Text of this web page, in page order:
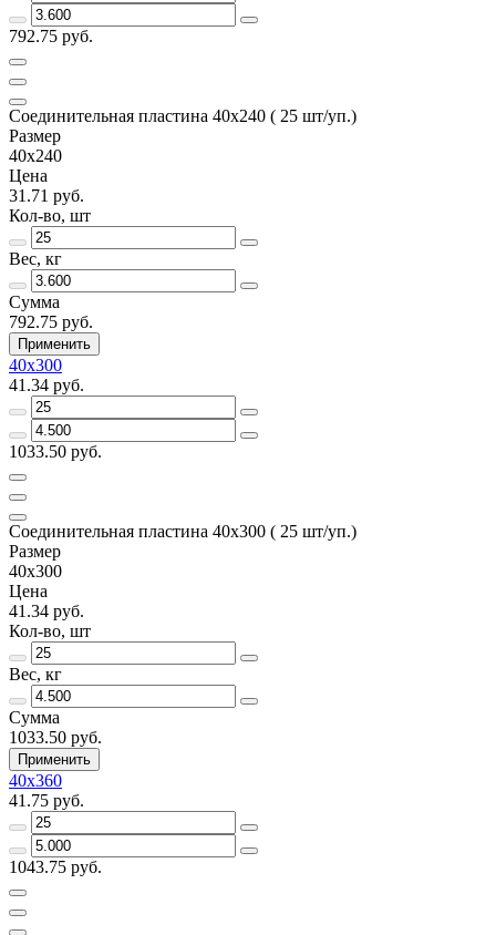
792.75 руб.
Соединительная пластина 40х240 ( 25 шт/уп.)
Размер
40х240
Цена
31.71 руб.
Кол-во, шт
Вес, кг
Сумма
792.75 руб.
Применить
40х300
41.34 руб.
1033.50 руб.
Соединительная пластина 40х300 ( 25 шт/уп.)
Размер
40х300
Цена
41.34 руб.
Кол-во, шт
Вес, кг
Сумма
1033.50 руб.
Применить
40х360
41.75 руб.
1043.75 руб.